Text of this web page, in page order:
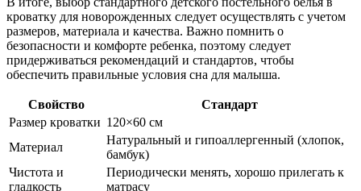
кроватку для новорожденных следует осуществлять с учетом
размеров, материала и качества. Важно помнить о
безопасности и комфорте ребенка, поэтому следует
придерживаться рекомендаций и стандартов, чтобы
обеспечить правильные условия сна для малыша.
Свойство
Стандарт
Размер кроватки 120×60 см
Материал
Натуральный и гипоаллергенный (хлопок,
бамбук)
Чистота и
гладкость
Периодически менять, хорошо прилегать к
матрасу